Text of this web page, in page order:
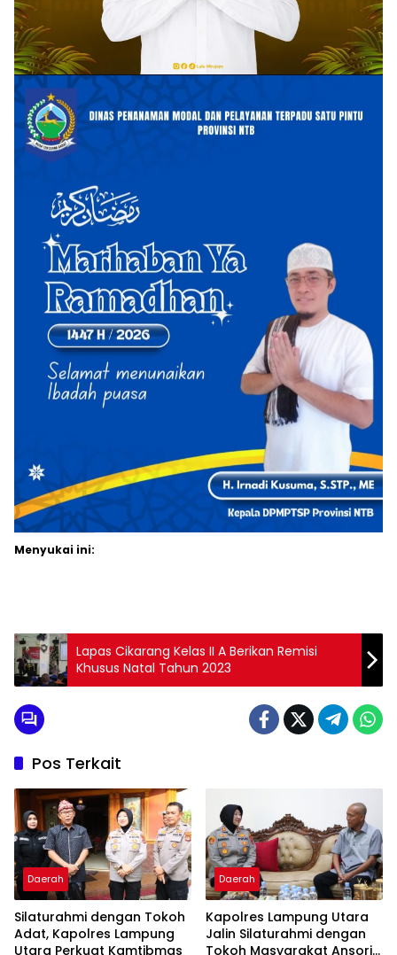
Menyukai ini:
Lapas Cikarang Kelas II A Berikan Remisi
Khusus Natal Tahun 2023
Pos Terkait
Daerah
Silaturahmi dengan Tokoh
Adat, Kapolres Lampung
Utara Perkuat Kamtibmas
Daerah
Kapolres Lampung Utara
Jalin Silaturahmi dengan
Tokoh Masyarakat Ansori